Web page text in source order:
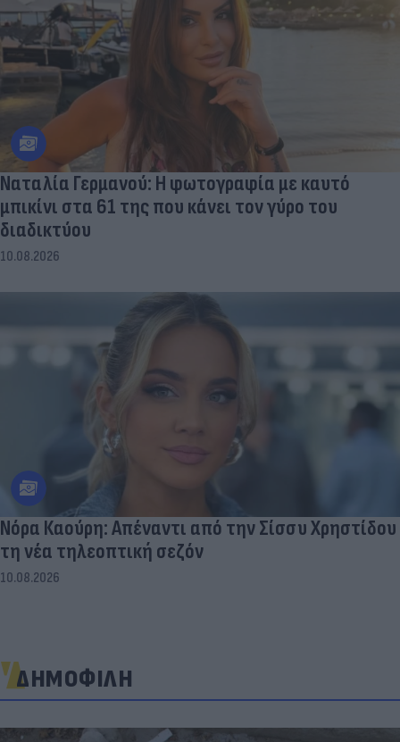
Ναταλία Γερμανού: Η φωτογραφία με καυτό
μπικίνι στα 61 της που κάνει τον γύρο του
διαδικτύου
10.08.2026
Νόρα Καούρη: Απέναντι από την Σίσσυ Χρηστίδου
τη νέα τηλεοπτική σεζόν
10.08.2026
ΔΗΜΟΦΙΛΗ